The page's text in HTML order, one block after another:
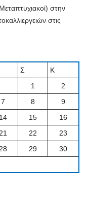
στην
στις
Σ
Κ
1
2
7 8
9
14 15
16
21 22
23
28 29
30